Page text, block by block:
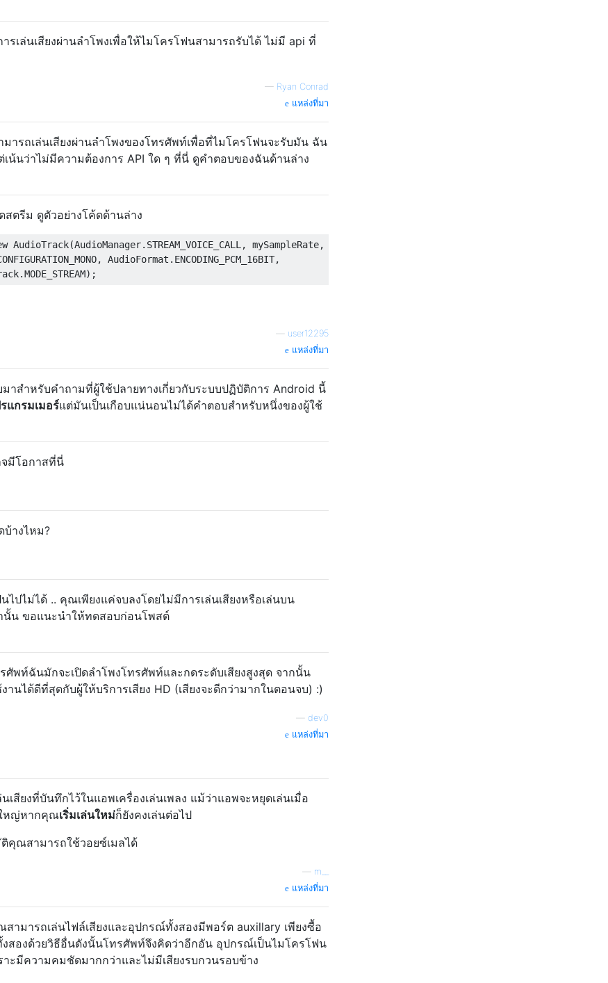
เล่นเสียงผ่านลำโพงเพื่อให้ไมโครโฟนสามารถรับได้ ไม่มี api ที่
— Ryan Conrad
แหล่งที่มา
ารถเล่นเสียงผ่านลำโพงของโทรศัพท์เพื่อที่ไมโครโฟนจะรับมัน ฉัน
น้นว่าไม่มีความต้องการ API ใด ๆ ที่นี่ ดูคำตอบของฉันด้านล่าง
สตรีม ดูตัวอย่างโค้ดด้านล่าง
AudioTrack(AudioManager.STREAM_VOICE_CALL, mySampleRate,
AudioFormat.ENCODING_PCM_16BIT,
user12295
แหล่งที่มา
สำหรับคำถามที่ผู้ใช้ปลายทางเกี่ยวกับระบบปฏิบัติการ Android นี้
แกรมเมอร์แต่มันเป็นเกือบแน่นอนไม่ได้คำตอบสำหรับหนึ่งของผู้ใช้
มีโอกาสที่นี่
บ้างไหม?
ปไม่ได้ .. คุณเพียงแค่จบลงโดยไม่มีการเล่นเสียงหรือเล่นบน
นั้น ขอแนะนำให้ทดสอบก่อนโพสต์
ศัพท์ฉันมักจะเปิดลำโพงโทรศัพท์และกดระดับเสียงสูงสุด จากนั้น
นได้ดีที่สุดกับผู้ให้บริการเสียง HD (เสียงจะดีกว่ามากในตอนจบ) :)
dev0
แหล่งที่มา
สียงที่บันทึกไว้ในแอพเครื่องเล่นเพลง แม้ว่าแอพจะหยุดเล่นเมื่อ
ใหญ่หากคุณเริ่มเล่นใหม่ก็ยังคงเล่นต่อไป
คุณสามารถใช้วอยซ์เมลได้
m__
แหล่งที่มา
มารถเล่นไฟล์เสียงและอุปกรณ์ทั้งสองมีพอร์ต auxillary เพียงซื้อ
งสองด้วยวิธีอื่นดังนั้นโทรศัพท์จึงคิดว่าอีกอัน อุปกรณ์เป็นไมโครโฟน
ะมีความคมชัดมากกว่าและไม่มีเสียงรบกวนรอบข้าง